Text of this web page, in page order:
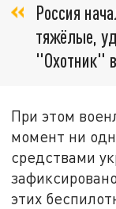
Россия
тяжёлые,
"Охотник"
При этом
момент ни
средствами
этих